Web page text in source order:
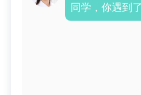
同学，你遇到